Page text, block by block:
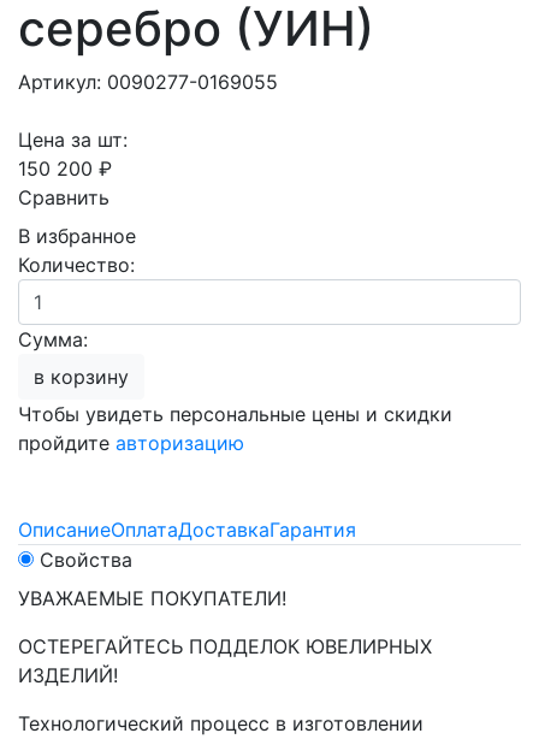
серебро (УИН)
Артикул: 0090277-0169055
Цена за шт:
150 200 ₽
Сравнить
В избранное
Количество:
Сумма:
в корзину
Чтобы увидеть персональные цены и скидки
пройдите авторизацию
ОписаниеОплатаДоставкаГарантия
Свойства
УВАЖАЕМЫЕ ПОКУПАТЕЛИ!
ОСТЕРЕГАЙТЕСЬ ПОДДЕЛОК ЮВЕЛИРНЫХ
ИЗДЕЛИЙ!
Технологический процесс в изготовлении